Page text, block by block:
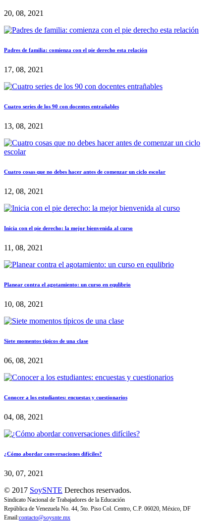
20, 08, 2021
Padres de familia: comienza con el pie derecho esta relación
17, 08, 2021
Cuatro series de los 90 con docentes entrañables
13, 08, 2021
Cuatro cosas que no debes hacer antes de comenzar un ciclo escolar
12, 08, 2021
Inicia con el pie derecho: la mejor bienvenida al curso
11, 08, 2021
Planear contra el agotamiento: un curso en equlibrio
10, 08, 2021
Siete momentos típicos de una clase
06, 08, 2021
Conocer a los estudiantes: encuestas y cuestionarios
04, 08, 2021
¿Cómo abordar conversaciones difíciles?
30, 07, 2021
© 2017 SoySNTE Derechos reservados.
Sindicato Nacional de Trabajadores de la Educación
República de Venezuela No. 44, 5to. Piso Col. Centro, C.P. 06020, México, DF
Email:contacto@soysnte.mx